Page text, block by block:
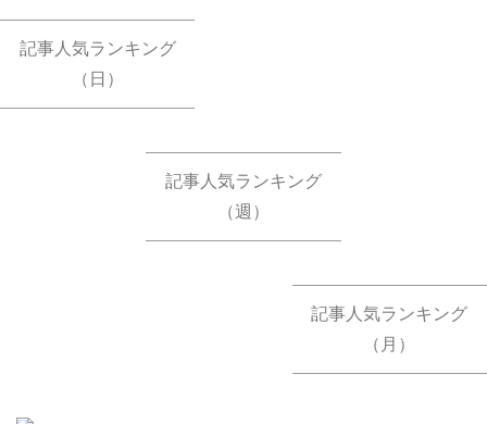
記事人気ランキング
（日）
記事人気ランキング
（週）
記事人気ランキング
（月）